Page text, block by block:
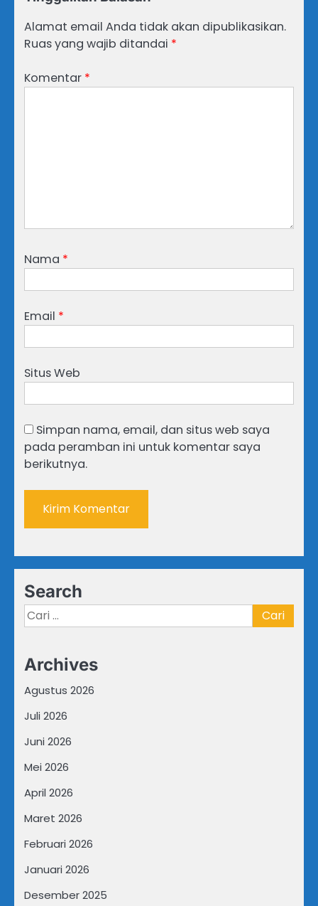
Alamat email Anda tidak akan dipublikasikan.
Ruas yang wajib ditandai *
Komentar *
Nama *
Email *
Situs Web
Simpan nama, email, dan situs web saya
pada peramban ini untuk komentar saya
berikutnya.
Search
Cari
untuk:
Archives
Agustus 2026
Juli 2026
Juni 2026
Mei 2026
April 2026
Maret 2026
Februari 2026
Januari 2026
Desember 2025